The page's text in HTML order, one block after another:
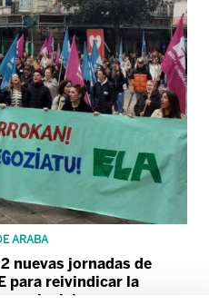
ARABA
nuevas jornadas de
para reivindicar la
provincial